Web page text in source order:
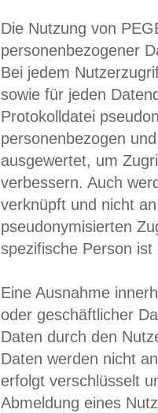
Die Nutzung von
personenbezogener
Bei jedem
sowie für jeden
Protokolldatei
personenbezogen
ausgewertet, um
verbessern. Auch
verknüpft und nicht
pseudonymisierten
spezifische Person
Eine Ausnahme
oder geschäftlicher
Daten durch den
Daten werden nicht
erfolgt verschlüsselt
Abmeldung eines